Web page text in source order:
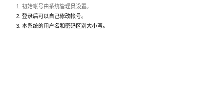
3. 本系统的用户名和密码区别大小写。